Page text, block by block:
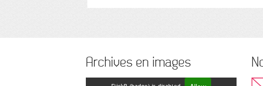
Archives en images